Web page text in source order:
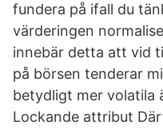
fundera på ifall du
värderingen
innebär detta att vid
på börsen tenderar
betydligt mer volatila
Lockande attribut